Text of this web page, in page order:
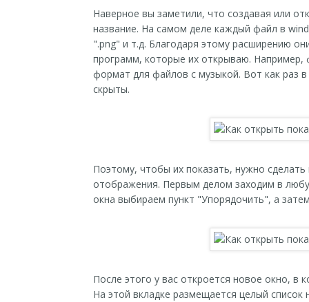
Наверное вы заметили, что создавая или
название. На самом деле каждый файл в
".png" и т.д. Благодаря этому расширению
программ, которые их открываю.
формат для файлов с музыкой. Вот как раз
скрыты.
Поэтому, чтобы их показать, нужно
отображения. Первым делом заходим в
окна выбираем пункт "Упорядочить", а
После этого у вас откроется новое окно,
На этой вкладке размещается целый